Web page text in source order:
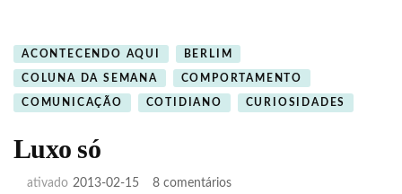
ACONTECENDO AQUI BERLIM
COLUNA DA SEMANA COMPORTAMENTO
COMUNICAÇÃO COTIDIANO CURIOSIDADES
Luxo só
ativado 2013-02-15 8 comentáriosem